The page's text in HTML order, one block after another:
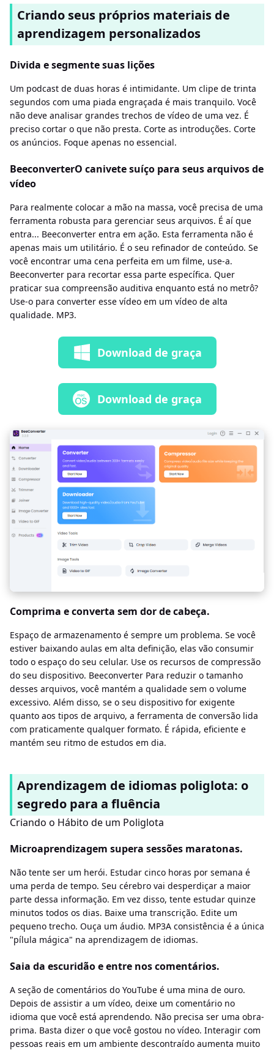
Criando seus próprios materiais de
aprendizagem personalizados
Divida e segmente suas lições
Um podcast de duas horas é intimidante. Um clipe de trinta
segundos com uma piada engraçada é mais tranquilo. Você
não deve analisar grandes trechos de vídeo de uma vez. É
preciso cortar o que não presta. Corte as introduções. Corte
os anúncios. Foque apenas no essencial.
BeeconverterO canivete suíço para seus arquivos de
vídeo
Para realmente colocar a mão na massa, você precisa de uma
ferramenta robusta para gerenciar seus arquivos. É aí que
entra... Beeconverter entra em ação. Esta ferramenta não é
apenas mais um utilitário. É o seu refinador de conteúdo. Se
você encontrar uma cena perfeita em um filme, use-a.
Beeconverter para recortar essa parte específica. Quer
praticar sua compreensão auditiva enquanto está no metrô?
Use-o para converter esse vídeo em um vídeo de alta
qualidade. MP3.
Download de graça
Download de graça
Comprima e converta sem dor de cabeça.
Espaço de armazenamento é sempre um problema. Se você
estiver baixando aulas em alta definição, elas vão consumir
todo o espaço do seu celular. Use os recursos de compressão
do seu dispositivo. Beeconverter Para reduzir o tamanho
desses arquivos, você mantém a qualidade sem o volume
excessivo. Além disso, se o seu dispositivo for exigente
quanto aos tipos de arquivo, a ferramenta de conversão lida
com praticamente qualquer formato. É rápida, eficiente e
mantém seu ritmo de estudos em dia.
Aprendizagem de idiomas poliglota: o
segredo para a fluência
Criando o Hábito de um Poliglota
Microaprendizagem supera sessões maratonas.
Não tente ser um herói. Estudar cinco horas por semana é
uma perda de tempo. Seu cérebro vai desperdiçar a maior
parte dessa informação. Em vez disso, tente estudar quinze
minutos todos os dias. Baixe uma transcrição. Edite um
pequeno trecho. Ouça um áudio. MP3A consistência é a única
"pílula mágica" na aprendizagem de idiomas.
Saia da escuridão e entre nos comentários.
A seção de comentários do YouTube é uma mina de ouro.
Depois de assistir a um vídeo, deixe um comentário no
idioma que você está aprendendo. Não precisa ser uma obra-
prima. Basta dizer o que você gostou no vídeo. Interagir com
pessoas reais em um ambiente descontraído aumenta muito